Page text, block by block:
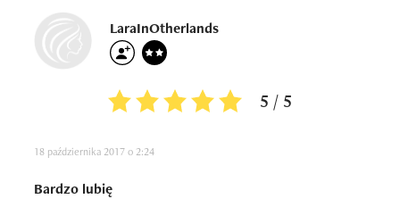
LaraInOtherlands
5 / 5
18 października 2017 o 2:24
Bardzo lubię